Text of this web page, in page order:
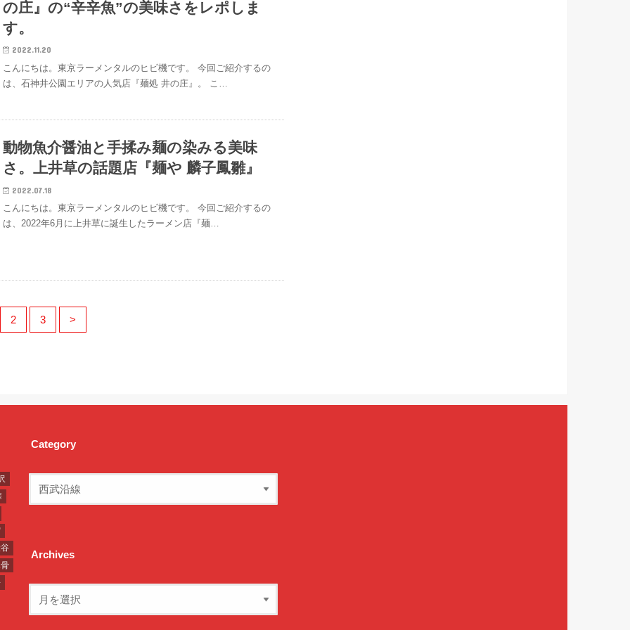
の庄』の“辛辛魚”の美味さをレポしま
す。
2022.11.20
こんにちは。東京ラーメンタルのヒビ機です。 今回ご紹介するの
は、石神井公園エリアの人気店『麺処 井の庄』。 こ…
動物魚介醤油と手揉み麺の染みる美味
さ。上井草の話題店『麺や 麟子鳳雛』
2022.07.18
こんにちは。東京ラーメンタルのヒビ機です。 今回ご紹介するの
は、2022年6月に上井草に誕生したラーメン店『麺…
2 3 >
Category
Archives